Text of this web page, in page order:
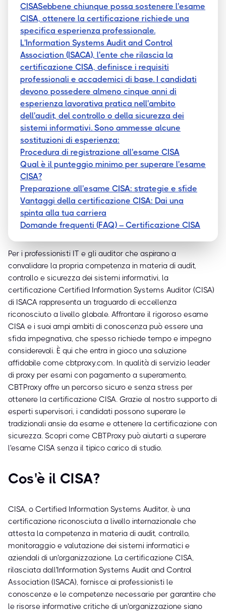
CISASebbene chiunque possa sostenere l'esame
CISA, ottenere la certificazione richiede una
specifica esperienza professionale.
L'Information Systems Audit and Control
Association (ISACA), l'ente che rilascia la
certificazione CISA, definisce i requisiti
professionali e accademici di base. I candidati
devono possedere almeno cinque anni di
esperienza lavorativa pratica nell'ambito
dell'audit, del controllo o della sicurezza dei
sistemi informativi. Sono ammesse alcune
sostituzioni di esperienza:
Procedura di registrazione all'esame CISA
Qual è il punteggio minimo per superare l'esame
CISA?
Preparazione all'esame CISA: strategie e sfide
Vantaggi della certificazione CISA: Dai una
spinta alla tua carriera
Domande frequenti (FAQ) – Certificazione CISA
Per i professionisti IT e gli auditor che aspirano a
convalidare la propria competenza in materia di audit,
controllo e sicurezza dei sistemi informativi, la
certificazione Certified Information Systems Auditor (CISA)
di ISACA rappresenta un traguardo di eccellenza
riconosciuto a livello globale. Affrontare il rigoroso esame
CISA e i suoi ampi ambiti di conoscenza può essere una
sfida impegnativa, che spesso richiede tempo e impegno
considerevoli. È qui che entra in gioco una soluzione
affidabile come cbtproxy.com. In qualità di servizio leader
di proxy per esami con pagamento a superamento,
CBTProxy offre un percorso sicuro e senza stress per
ottenere la certificazione CISA. Grazie al nostro supporto di
esperti supervisori, i candidati possono superare le
tradizionali ansie da esame e ottenere la certificazione con
sicurezza. Scopri come CBTProxy può aiutarti a superare
l'esame CISA senza il tipico carico di studio.
Cos'è il CISA?
CISA, o Certified Information Systems Auditor, è una
certificazione riconosciuta a livello internazionale che
attesta la competenza in materia di audit, controllo,
monitoraggio e valutazione dei sistemi informatici e
aziendali di un'organizzazione. La certificazione CISA,
rilasciata dall'Information Systems Audit and Control
Association (ISACA), fornisce ai professionisti le
conoscenze e le competenze necessarie per garantire che
le risorse informative critiche di un'organizzazione siano